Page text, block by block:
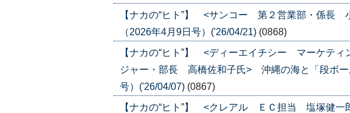
【ナカの“ヒト”】 <サンコー 第２営業部・係長
（2026年4月9日号）('26/04/21) (0868)
【ナカの“ヒト”】 <ディーエイチシー マーケテ
ジャー・部長 高橋佐和子氏> 沖縄の海と「段ボー
号）('26/04/07) (0867)
【ナカの“ヒト”】 <クレアル ＥＣ担当 塩塚健一